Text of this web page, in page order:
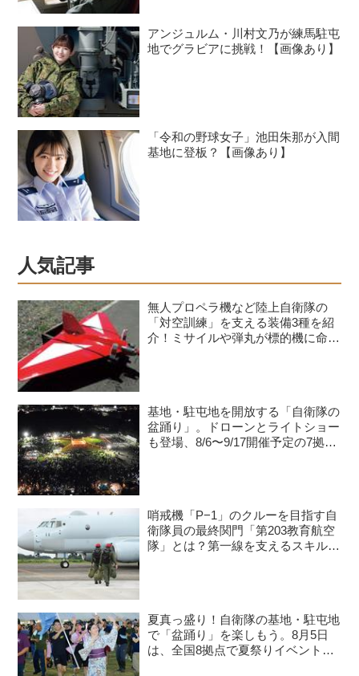
アンジュルム・川村文乃が練馬駐屯
地でグラビアに挑戦！【画像あり】
「令和の野球女子」池田朱那が入間
基地に登板？【画像あり】
人気記事
無人プロペラ機など陸上自衛隊の
「対空訓練」を支える装備3種を紹
介！ミサイルや弾丸が標的機に命中
基地・駐屯地を開放する「自衛隊の
盆踊り」。ドローンとライトショー
も登場、8/6〜9/17開催予定の7拠点
哨戒機「P−1」のクルーを目指す自
衛隊員の最終関門「第203教育航空
隊」とは？第一線を支えるスキルを
夏真っ盛り！自衛隊の基地・駐屯地
で「盆踊り」を楽しもう。8月5日
は、全国8拠点で夏祭りイベントが